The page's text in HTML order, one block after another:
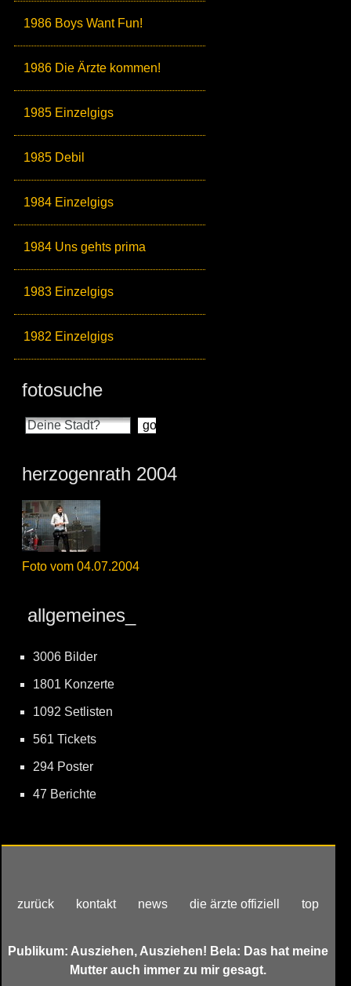
1986 Boys Want Fun!
1986 Die Ärzte kommen!
1985 Einzelgigs
1985 Debil
1984 Einzelgigs
1984 Uns gehts prima
1983 Einzelgigs
1982 Einzelgigs
fotosuche
herzogenrath 2004
Foto vom 04.07.2004
allgemeines_
3006 Bilder
1801 Konzerte
1092 Setlisten
561 Tickets
294 Poster
47 Berichte
zurück kontakt news die ärzte offiziell top
Publikum: Ausziehen, Ausziehen! Bela: Das hat meine
Mutter auch immer zu mir gesagt.